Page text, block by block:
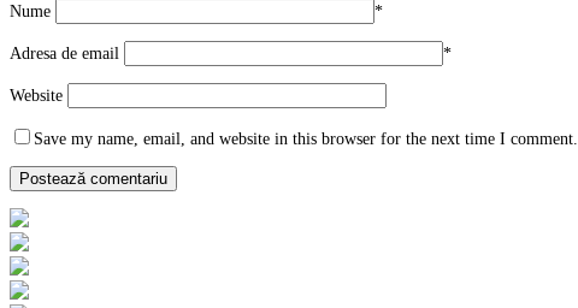
Nume *
Adresa de email *
Website
Save my name, email, and website in this browser for the next time I comment.